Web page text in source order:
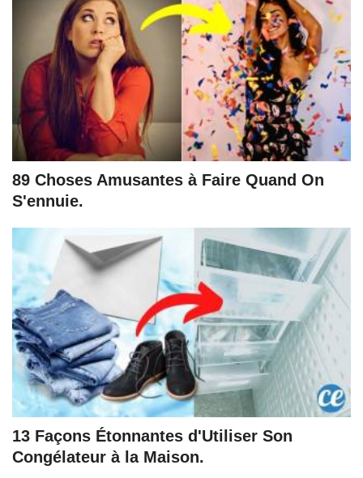
89 Choses Amusantes à Faire Quand On
S'ennuie.
13 Façons Étonnantes d'Utiliser Son
Congélateur à la Maison.